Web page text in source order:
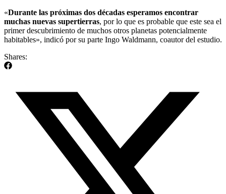
«Durante las próximas dos décadas esperamos encontrar
muchas nuevas supertierras, por lo que es probable que este sea el
primer descubrimiento de muchos otros planetas potencialmente
habitables», indicó por su parte Ingo Waldmann, coautor del estudio.
Shares: